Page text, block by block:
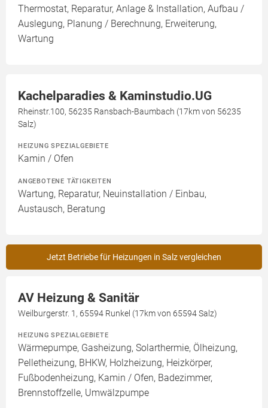
Thermostat, Reparatur, Anlage & Installation, Aufbau /
Auslegung, Planung / Berechnung, Erweiterung,
Wartung
Kachelparadies & Kaminstudio.UG
Rheinstr.100, 56235 Ransbach-Baumbach (17km von 56235
Salz)
HEIZUNG SPEZIALGEBIETE
Kamin / Ofen
ANGEBOTENE TÄTIGKEITEN
Wartung, Reparatur, Neuinstallation / Einbau,
Austausch, Beratung
Jetzt Betriebe für Heizungen in Salz vergleichen
AV Heizung & Sanitär
Weilburgerstr. 1, 65594 Runkel (17km von 65594 Salz)
HEIZUNG SPEZIALGEBIETE
Wärmepumpe, Gasheizung, Solarthermie, Ölheizung,
Pelletheizung, BHKW, Holzheizung, Heizkörper,
Fußbodenheizung, Kamin / Ofen, Badezimmer,
Brennstoffzelle, Umwälzpumpe